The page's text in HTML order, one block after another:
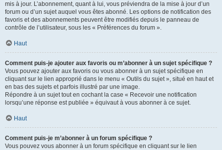
mis à jour. L’abonnement, quant à lui, vous préviendra de la mise à jour d’un
forum ou d’un sujet auquel vous êtes abonné. Les options de notification des
favoris et des abonnements peuvent être modifiés depuis le panneau de
contrôle de l’utilisateur, sous les « Préférences du forum ».
Haut
Comment puis-je ajouter aux favoris ou m’abonner à un sujet spécifique ?
Vous pouvez ajouter aux favoris ou vous abonner à un sujet spécifique en
cliquant sur le lien approprié dans le menu « Outils du sujet », situé en haut et
en bas des sujets et parfois illustré par une image.
Répondre à un sujet tout en cochant la case « Recevoir une notification
lorsqu’une réponse est publiée » équivaut à vous abonner à ce sujet.
Haut
Comment puis-je m’abonner à un forum spécifique ?
Vous pouvez vous abonner à un forum spécifique en cliquant sur le lien